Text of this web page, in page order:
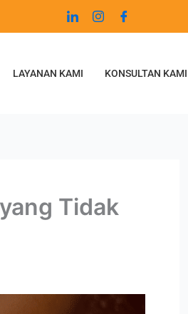
LAYANAN KAMI KONSULTAN KAMI
Tidak